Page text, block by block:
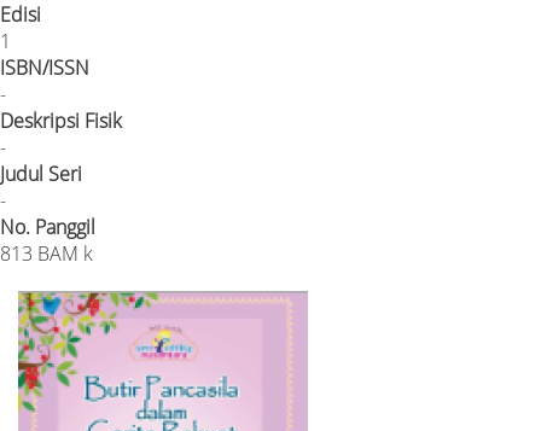
Edisi
1
ISBN/ISSN
-
Deskripsi Fisik
-
Judul Seri
-
No. Panggil
813 BAM k